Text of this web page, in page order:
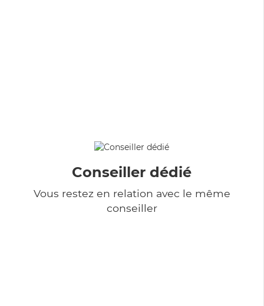
Conseiller dédié
Vous restez en relation avec le même
conseiller